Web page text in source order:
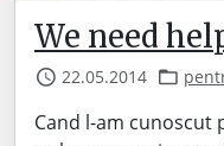
We need
22.05.2014
Cand l-am cunoscut